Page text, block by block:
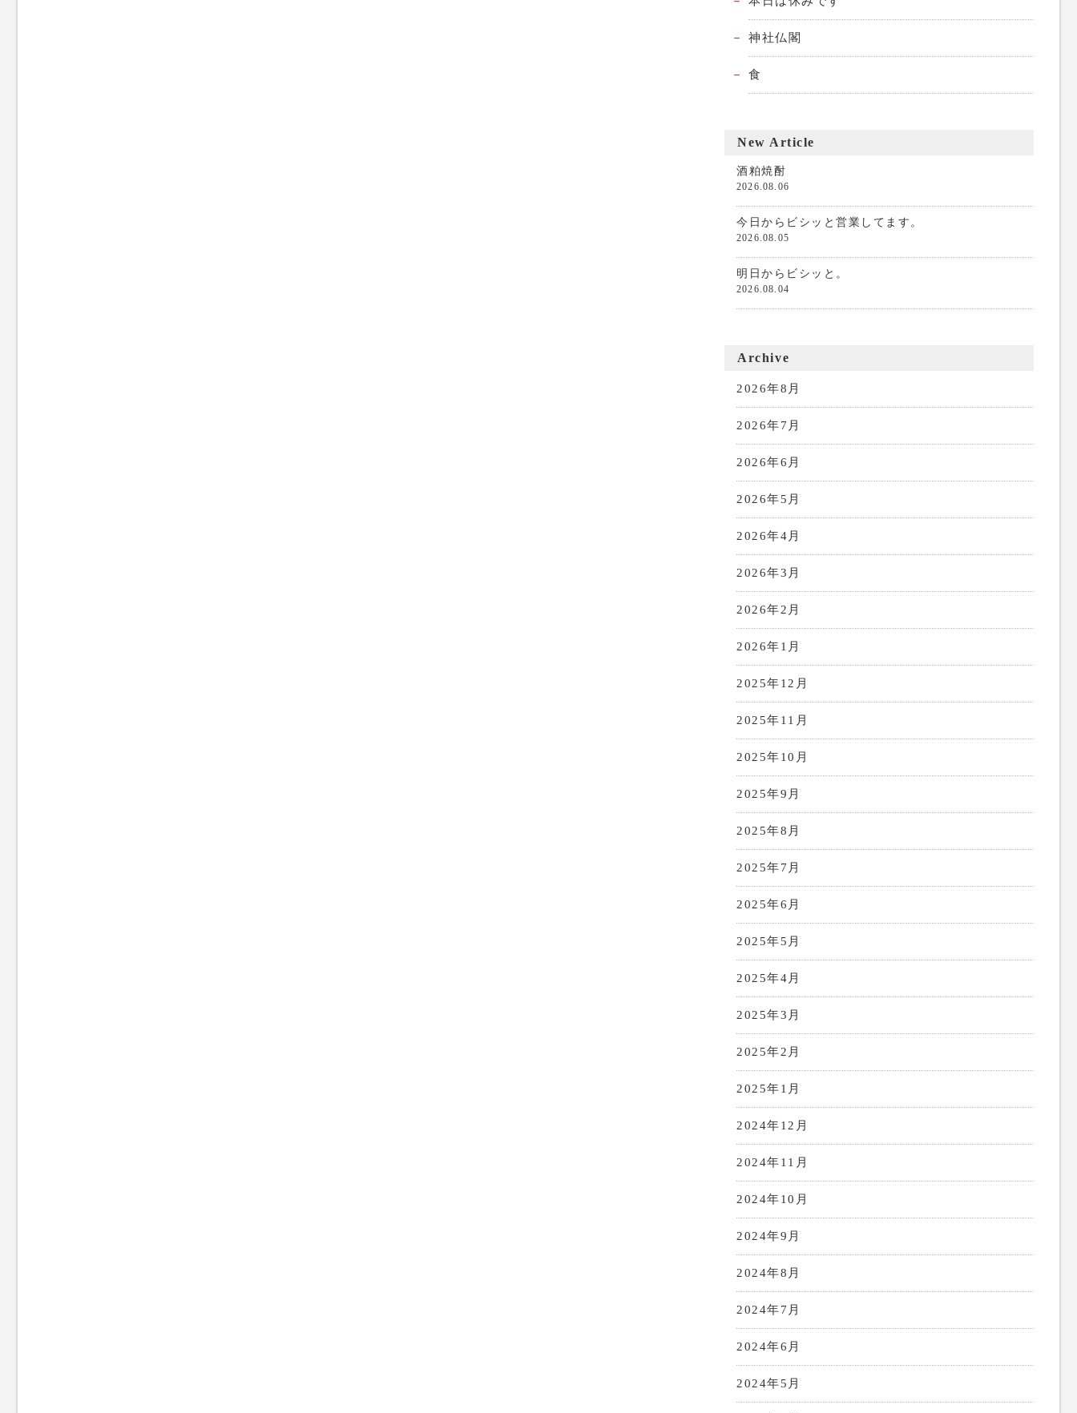
神社仏閣
食
New Article
酒粕焼酎
2026.08.06
今日からビシッと営業してます。
2026.08.05
明日からビシッと。
2026.08.04
Archive
2026年8月
2026年7月
2026年6月
2026年5月
2026年4月
2026年3月
2026年2月
2026年1月
2025年12月
2025年11月
2025年10月
2025年9月
2025年8月
2025年7月
2025年6月
2025年5月
2025年4月
2025年3月
2025年2月
2025年1月
2024年12月
2024年11月
2024年10月
2024年9月
2024年8月
2024年7月
2024年6月
2024年5月